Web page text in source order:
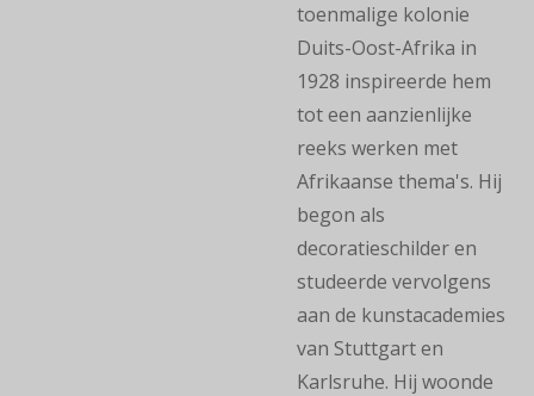
toenmalige kolonie
Duits-Oost-Afrika in
1928 inspireerde hem
tot een aanzienlijke
reeks werken met
Afrikaanse thema's. Hij
begon als
decoratieschilder en
studeerde vervolgens
aan de kunstacademies
van Stuttgart en
Karlsruhe. Hij woonde